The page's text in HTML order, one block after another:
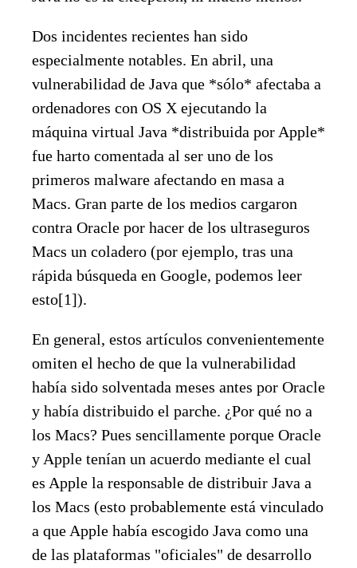
Dos incidentes recientes han sido
especialmente notables. En abril, una
vulnerabilidad de Java que *sólo* afectaba a
ordenadores con OS X ejecutando la
máquina virtual Java *distribuida por Apple*
fue harto comentada al ser uno de los
primeros malware afectando en masa a
Macs. Gran parte de los medios cargaron
contra Oracle por hacer de los ultraseguros
Macs un coladero (por ejemplo, tras una
rápida búsqueda en Google, podemos leer
esto[1]).
En general, estos artículos convenientemente
omiten el hecho de que la vulnerabilidad
había sido solventada meses antes por Oracle
y había distribuido el parche. ¿Por qué no a
los Macs? Pues sencillamente porque Oracle
y Apple tenían un acuerdo mediante el cual
es Apple la responsable de distribuir Java a
los Macs (esto probablemente está vinculado
a que Apple había escogido Java como una
de las plataformas "oficiales" de desarrollo